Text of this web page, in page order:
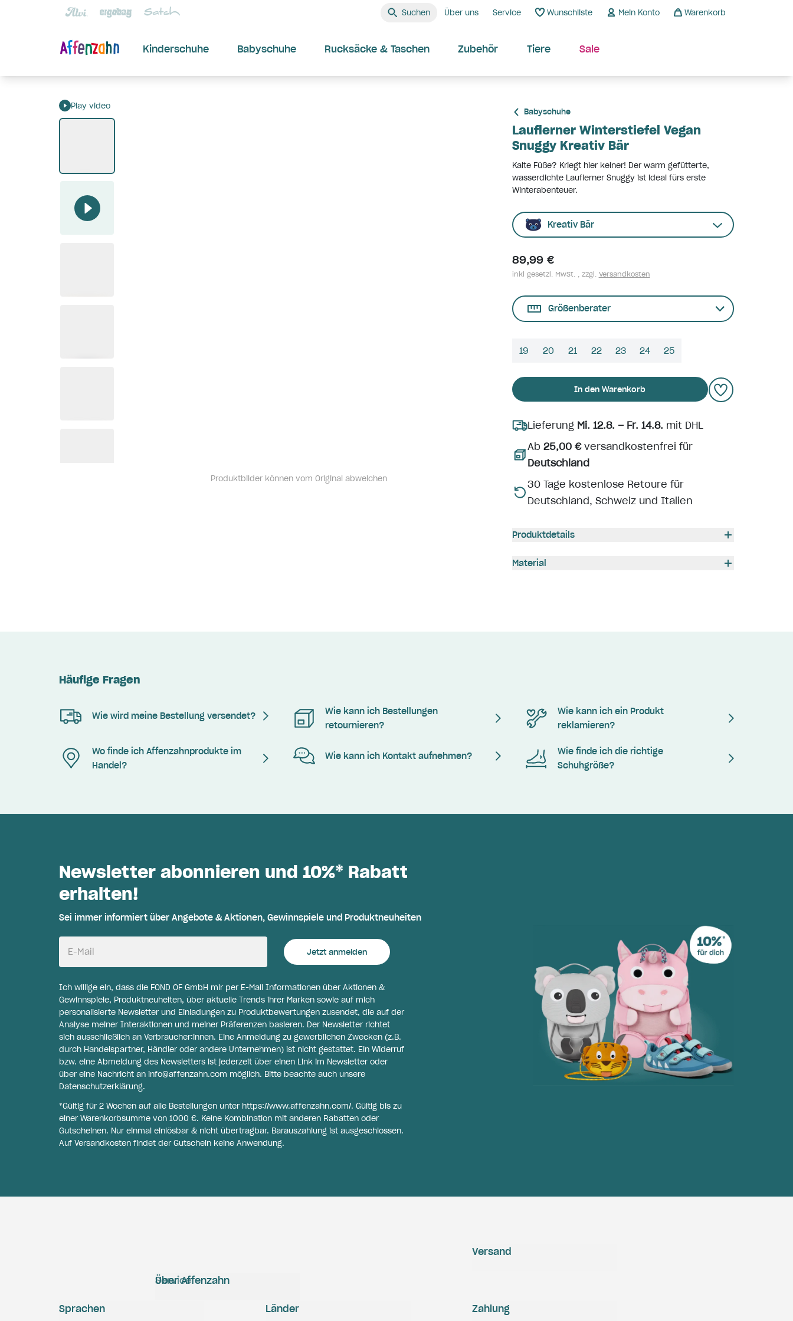
Suchen Über uns Service Wunschliste Mein Konto Warenkorb
Kinderschuhe Babyschuhe Rucksäcke & Taschen Zubehör Tiere Sale
Play video
Produktbilder können vom Original abweichen
Babyschuhe
Lauflerner Winterstiefel Vegan
Snuggy Kreativ Bär
Kalte Füße? Kriegt hier keiner! Der warm gefütterte,
wasserdichte Lauflerner Snuggy ist ideal fürs erste
Winterabenteuer.
Kreativ Bär
89,99 €
inkl gesetzl. MwSt. , zzgl. Versandkosten
Größenberater
19 20 21 22 23 24 25
In den Warenkorb
Lieferung Mi. 12.8. – Fr. 14.8.mit DHL
Ab 25,00 €versandkostenfrei für
Deutschland
30 Tage kostenlose Retoure für
Deutschland, Schweiz und Italien
Produktdetails
Material
Häufige Fragen
Wie wird meine Bestellung versendet?
Wie kann ich Bestellungen
retournieren?
Wie kann ich ein Produkt
reklamieren?
Wo finde ich Affenzahnprodukte im
Handel?
Wie kann ich Kontakt aufnehmen?
Wie finde ich die richtige
Schuhgröße?
Newsletter abonnieren und 10%* Rabatt
erhalten!
Sei immer informiert über Angebote & Aktionen, Gewinnspiele und Produktneuheiten
E-Mail Jetzt anmelden
Ich willige ein, dass die FOND OF GmbH mir per E-Mail Informationen über Aktionen &
Gewinnspiele, Produktneuheiten, über aktuelle Trends ihrer Marken sowie auf mich
personalisierte Newsletter und Einladungen zu Produktbewertungen zusendet, die auf der
Analyse meiner Interaktionen und meiner Präferenzen basieren. Der Newsletter richtet
sich ausschließlich an Verbraucher:innen. Eine Anmeldung zu gewerblichen Zwecken (z.B.
durch Handelspartner, Händler oder andere Unternehmen) ist nicht gestattet. Ein Widerruf
bzw. eine Abmeldung des Newsletters ist jederzeit über einen Link im Newsletter oder
über eine Nachricht an info@affenzahn.com möglich. Bitte beachte auch unsere
Datenschutzerklärung.
*Gültig für 2 Wochen auf alle Bestellungen unter https://www.affenzahn.com/. Gültig bis zu
einer Warenkorbsumme von 1000 €. Keine Kombination mit anderen Rabatten oder
Gutscheinen. Nur einmal einlösbar & nicht übertragbar. Barauszahlung ist ausgeschlossen.
Auf Versandkosten findet der Gutschein keine Anwendung.
Service
Über Affenzahn
Versand
Zahlung
Sprachen Länder